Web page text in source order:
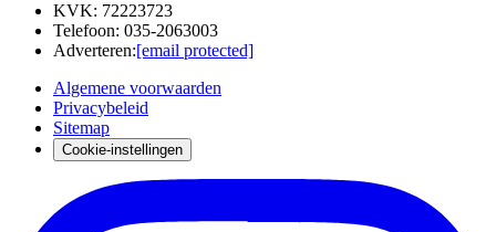
KVK: 72223723
Telefoon: 035-2063003
Adverteren:[email protected]
Algemene voorwaarden
Privacybeleid
Sitemap
Cookie-instellingen